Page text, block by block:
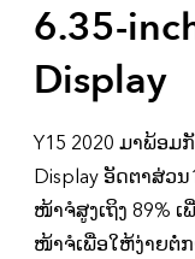
6.35-
Display
Y15 2020 ມາພ້ອມ
Display ອັດຕາສ່ວ
ໜ້າຈໍສູງເຖິງ 89%
ໜ້າຈໍເພື່ອໃຫ້ງ່າຍຕໍ່